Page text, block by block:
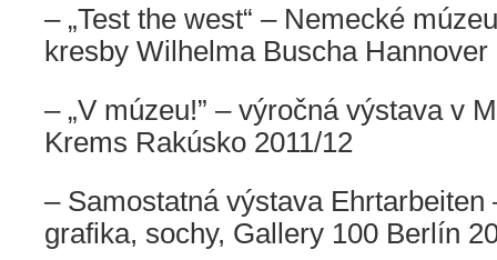
– „Test the west“ – Nemecké
kresby Wilhelma Buscha Hannover
– „V múzeu!” – výročná výstava v
Krems Rakúsko 2011/12
– Samostatná výstava
grafika, sochy, Gallery 100 Berlín